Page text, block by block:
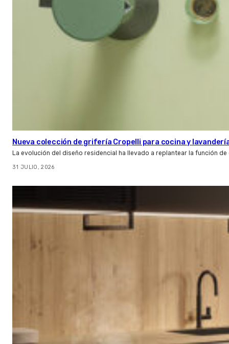
Nueva colección de grifería Cropelli para cocina y
La evolución del diseño residencial ha llevado a replantear la función
31 JULIO, 2026